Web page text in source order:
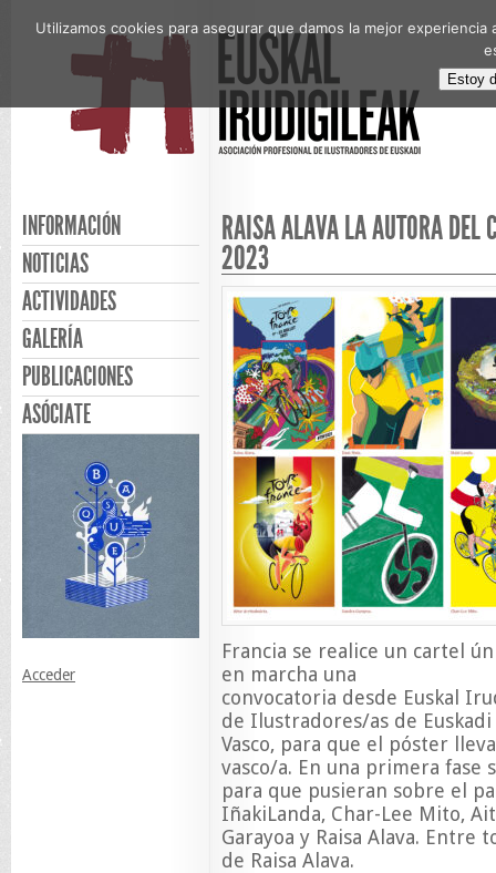
INFORMACIÓN
NOTICIAS
ACTIVIDADES
GALERÍA
PUBLICACIONES
ASÓCIATE
Acceder
RAISA ALAVA LA AUTORA DEL
2023
Francia se realice un cartel
en marcha una
convocatoria desde Euskal
de Ilustradores/as de
Vasco, para que el póster
vasco/a. En una primera fase
para que pusieran sobre el
IñakiLanda, Char-Lee Mito,
Garayoa y Raisa Alava.
de Raisa Alava.
Utilizamos cookies para asegurar que damos la mejor
Estoy